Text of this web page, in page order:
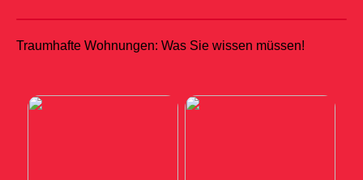
Traumhafte Wohnungen: Was Sie wissen müssen!